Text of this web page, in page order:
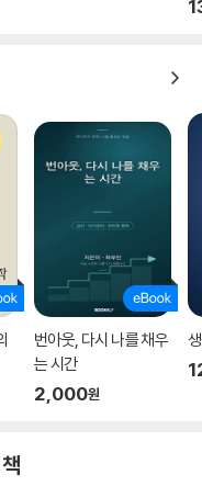
번아웃, 다시 나를 채우
는 시간
2,000원